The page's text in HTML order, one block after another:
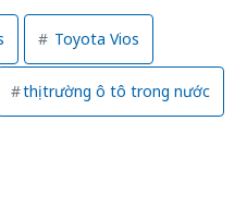
Toyota Vios
thị trường ô tô trong nước